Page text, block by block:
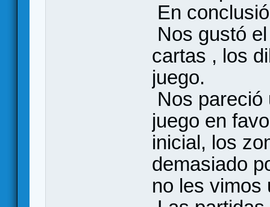
En
Nos gustó
cartas , los
juego.
Nos pareció
juego en
inicial, los
demasiado
no les vimos